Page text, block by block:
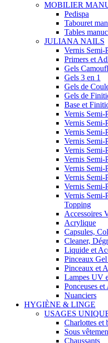
MOBILIER
Pedispa
Tabouret
Tables
JULIANA NAILS
Vernis Semi-
Primers et
Gels
Gels 3 en 1
Gels de
Gels de
Base et
Vernis Semi-
Vernis Semi-
Vernis Semi-
Vernis Semi-
Vernis Semi-
Vernis Semi-
Vernis Semi-
Vernis Semi-
Vernis Semi-
Vernis Semi-
Topping
Accessoires
Acrylique
Capsules,
Cleaner,
Liquide et
Pinceaux
Pinceaux et
Lampes UV
Ponceuses et
Nuanciers
HYGIÈNE & LINGE
USAGES
Charlottes et
Sous
Chaussants